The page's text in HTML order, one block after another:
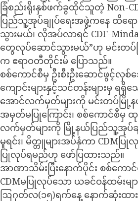
ခြံစည်းရိုးနှစ်ဖက်ခွထိုင်သူတဲ့ Non-
ပြည်သူ့အုပ်ချုပ်ရေးအဖွဲ့ကနေ ထိရ
သွားမယ်၊ လိုအပ်လာရင် CDF-
တွေလုပ်ဆောင်သွားမယ်”ဟု မင်းတပ်
က ဧရာဝတီတိုင်းမ် ပြောသည်။
စစ်ကောင်စီမှ ဦးစီးဦးဆောင်ဖွင့်လှ
ကျောင်းများနှင့်သင်တန်းများမှ
အောင်လက်မှတ်များကို မင်းတပ်မြို့
အမှတ်မပြုကြောင်း၊ စစ်ကောင်စီ
လက်မှတ်များကို မြို့နယ်ပြည်သူ့အုပ်
မူရင်း၊ မိတ္တူများအပ်နှံကာ CDMပ
ပြုလုပ်ရမည်ဟု ဖော်ပြထားသည်။
အာဏာသိမ်းပြီးနောက်ပိုင်း စစ်ကေ
CDMမပြုလုပ်သော ယခင်ဝန်ထမ်းမျာ
ဩဂုတ်လ(၁၅)ရက်နေ့ နောက်ဆုံးထာ